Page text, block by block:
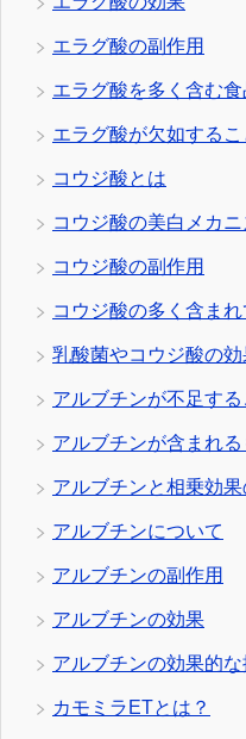
エラグ酸の副作用
エラグ酸を多く含む食
エラグ酸が欠如する
コウジ酸とは
コウジ酸の美白メカニ
コウジ酸の副作用
コウジ酸の多く含ま
乳酸菌やコウジ酸の効
アルブチンが不足す
アルブチンが含まれ
アルブチンと相乗効
アルブチンについて
アルブチンの副作用
アルブチンの効果
アルブチンの効果的
カモミラETとは？